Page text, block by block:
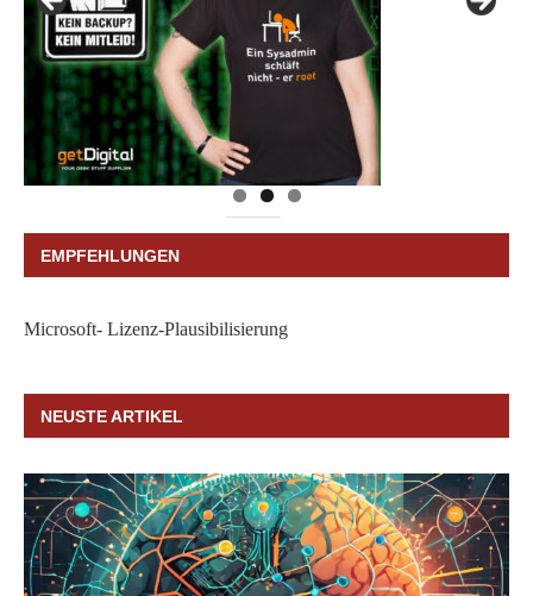
EMPFEHLUNGEN
Microsoft- Lizenz-Plausibilisierung
NEUSTE ARTIKEL